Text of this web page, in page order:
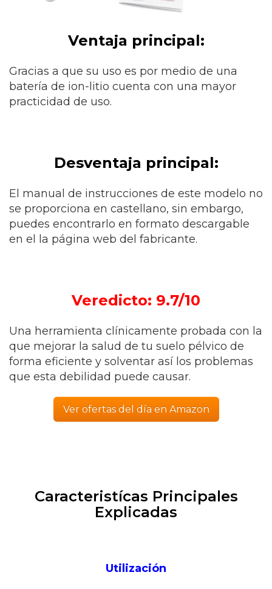
Ventaja principal:
Gracias a que su uso es por medio de una
batería de ion-litio cuenta con una mayor
practicidad de uso.
Desventaja principal:
El manual de instrucciones de este modelo no
se proporciona en castellano, sin embargo,
puedes encontrarlo en formato descargable
en el la página web del fabricante.
Veredicto: 9.7/10
Una herramienta clínicamente probada con la
que mejorar la salud de tu suelo pélvico de
forma eficiente y solventar así los problemas
que esta debilidad puede causar.
Ver ofertas del día en Amazon
Caracteristícas Principales
Explicadas
Utilización